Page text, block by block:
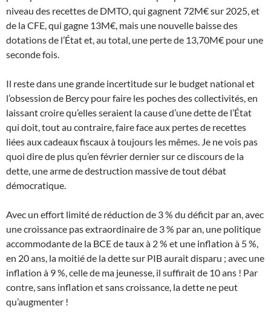
niveau des recettes de DMTO, qui gagnent 72M€ sur 2025, et
de la CFE, qui gagne 13M€, mais une nouvelle baisse des
dotations de l’État et, au total, une perte de 13,70M€ pour une
seconde fois.
Il reste dans une grande incertitude sur le budget national et
l’obsession de Bercy pour faire les poches des collectivités, en
laissant croire qu’elles seraient la cause d’une dette de l’État
qui doit, tout au contraire, faire face aux pertes de recettes
liées aux cadeaux fiscaux à toujours les mêmes. Je ne vois pas
quoi dire de plus qu’en février dernier sur ce discours de la
dette, une arme de destruction massive de tout débat
démocratique.
Avec un effort limité de réduction de 3 % du déficit par an, avec
une croissance pas extraordinaire de 3 % par an, une politique
accommodante de la BCE de taux à 2 % et une inflation à 5 %,
en 20 ans, la moitié de la dette sur PIB aurait disparu ; avec une
inflation à 9 %, celle de ma jeunesse, il suffirait de 10 ans ! Par
contre, sans inflation et sans croissance, la dette ne peut
qu’augmenter !